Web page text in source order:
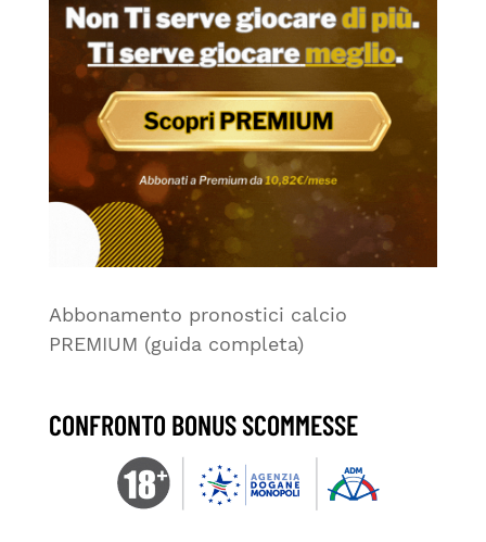
Abbonamento pronostici calcio
PREMIUM (guida completa)
CONFRONTO BONUS SCOMMESSE